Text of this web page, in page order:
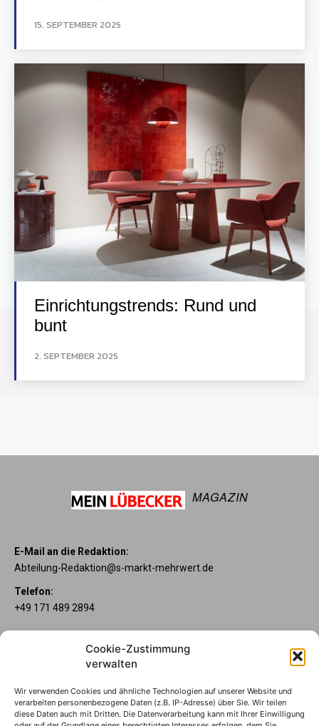
Cookie-Zustimmung
verwalten
Wir verwenden Cookies und ähnliche Technologien auf unserer Website und
verarbeiten personenbezogene Daten (z.B. IP-Adresse) über Sie. Wir teilen
diese Daten auch mit Dritten. Die Datenverarbeitung kann mit Ihrer Einwilligung
15. SEPTEMBER 2025
Einrichtungstrends: Rund und
bunt
2. SEPTEMBER 2025
MAGAZIN
E-Mail an die Redaktion:
Abteilung-Redaktion@s-markt-mehrwert.de
Telefon:
+49 171 489 2894
Wenn’s um Geld geht, hat jeder ganz individuelle Vorstellungen.
Mein Lübecker Konto genau das Richtige für Sie. Unsere
Kontomodelle Mein Lübecker Premium, Mein Lübecker Comfort
und Mein Lübecker Fresh bieten Ihnen etliche Inklusivleistungen.